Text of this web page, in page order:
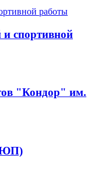
спортивной
"Кондор" им.